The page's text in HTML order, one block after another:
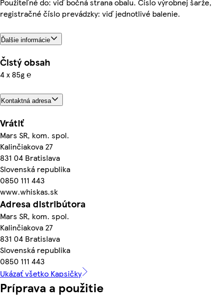
Použiteľné do: viď bočná strana obalu. Číslo výrobnej šarže,
registračné číslo prevádzky: viď jednotlivé balenie.
Ďalšie informácie
Čistý obsah
4 x 85g ℮
Kontaktná adresa
Vrátiť
Mars SR, kom. spol.
Kalinčiakova 27
831 04 Bratislava
Slovenská republika
0850 111 443
www.whiskas.sk
Adresa distribútora
Mars SR, kom. spol.
Kalinčiakova 27
831 04 Bratislava
Slovenská republika
0850 111 443
Ukázať všetko Kapsičky
Príprava a použitie